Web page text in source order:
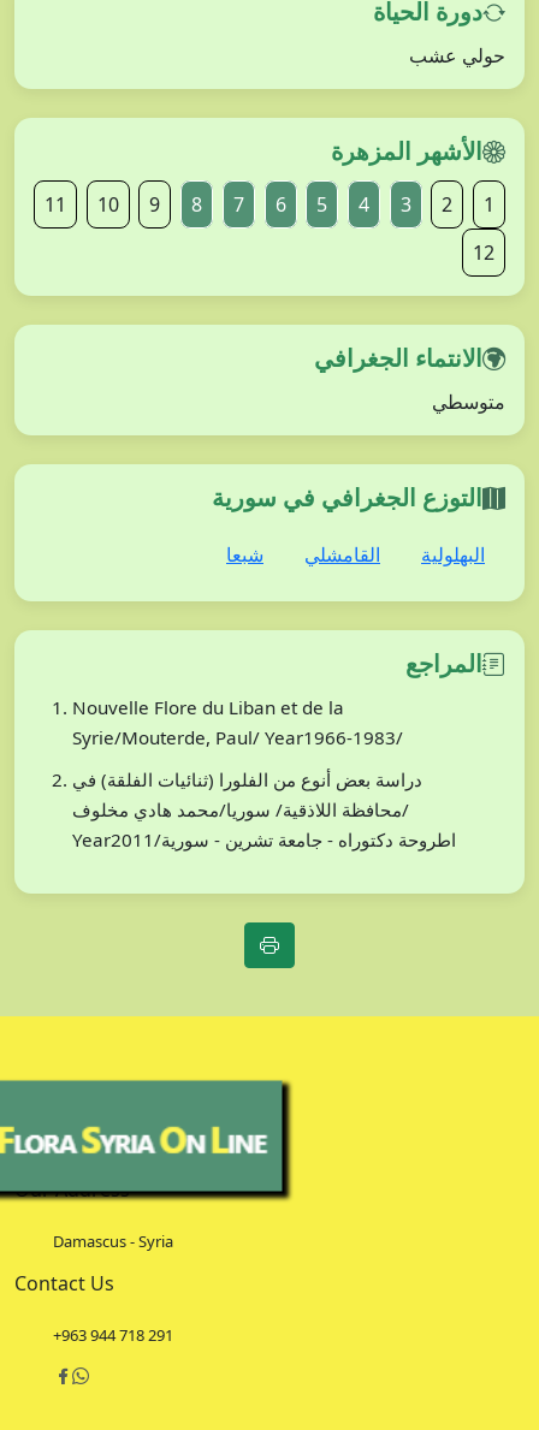
دورة الحياة
حولي عشب
الأشهر المزهرة
1
2
3
4
5
6
7
8
9
10
11
12
الانتماء الجغرافي
متوسطي
التوزع الجغرافي في سورية
البهلولية القامشلي شبعا
المراجع
Nouvelle Flore du Liban et de la
Syrie/Mouterde, Paul/ Year1966-1983/
دراسة بعض أنوع من الفلورا (ثنائيات الفلقة) في
محافظة اللاذقية/ سوريا/محمد هادي مخلوف/
Year2011/اطروحة دكتوراه - جامعة تشرين - سورية
Our Address
Damascus - Syria
Contact Us
+963 944 718 291